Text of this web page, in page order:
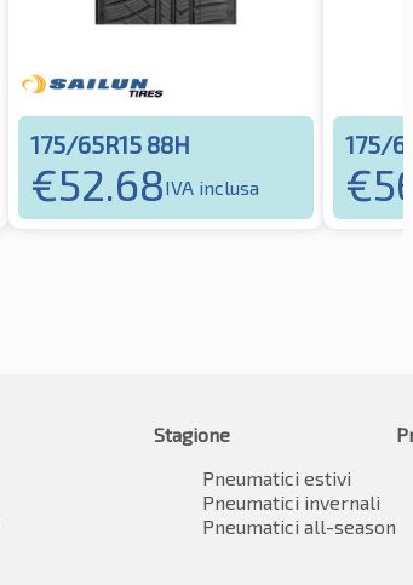
175/65R15 88H
€52.68IVA inclusa
175/
€
Stagione
Pneumatici estivi
Pneumatici invernali
Pneumatici all-season